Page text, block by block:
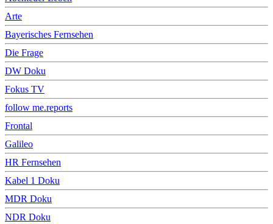
Arte
Bayerisches Fernsehen
Die Frage
DW Doku
Fokus TV
follow me.reports
Frontal
Galileo
HR Fernsehen
Kabel 1 Doku
MDR Doku
NDR Doku